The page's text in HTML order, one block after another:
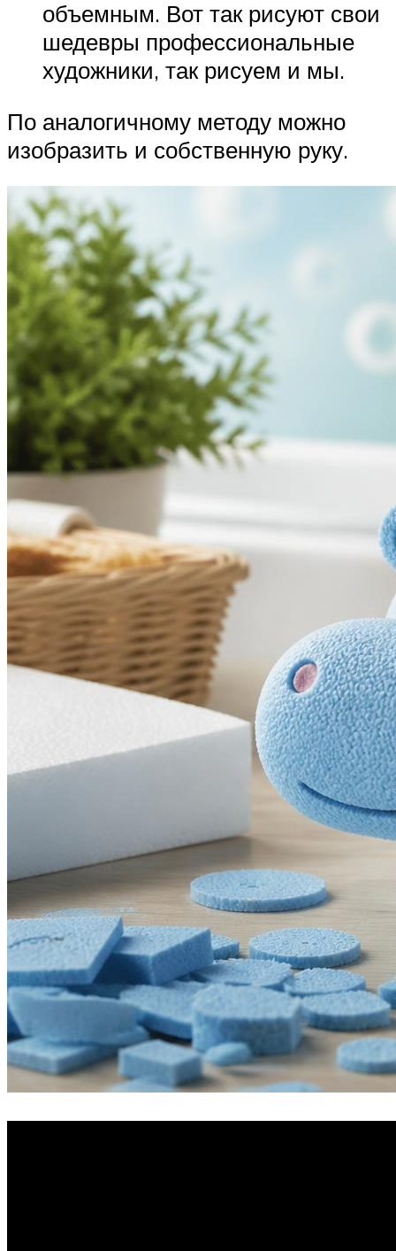
объемным. Вот так рисуют свои
шедевры профессиональные
художники, так рисуем и мы.
По аналогичному методу можно
изобразить и собственную руку.